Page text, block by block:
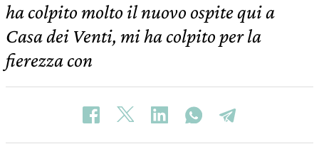
ha colpito molto il nuovo ospite qui a
Casa dei Venti, mi ha colpito per la
fierezza con